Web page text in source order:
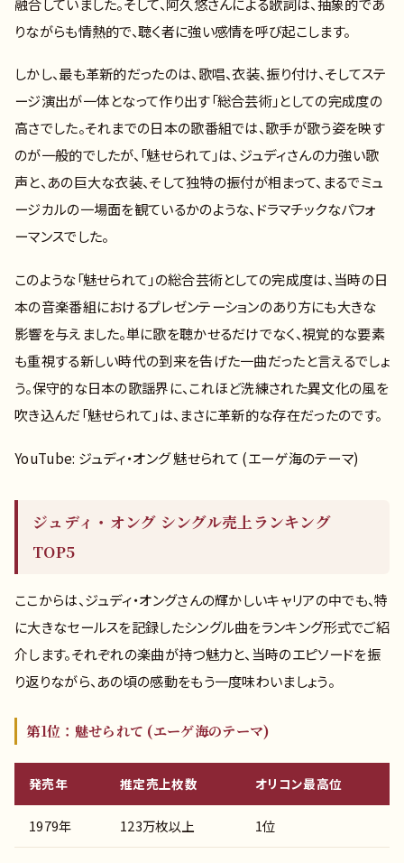
りながらも情熱的で、聴く者に強い感情を呼び起こします。
しかし、最も革新的だったのは、歌唱、衣装、振り付け、そしてステ
ージ演出が一体となって作り出す「総合芸術」としての完成度の
高さでした。それまでの日本の歌番組では、歌手が歌う姿を映す
のが一般的でしたが、「魅せられて」は、ジュディさんの力強い歌
声と、あの巨大な衣装、そして独特の振付が相まって、まるでミュ
ージカルの一場面を観ているかのような、ドラマチックなパフォ
ーマンスでした。
このような「魅せられて」の総合芸術としての完成度は、当時の日
本の音楽番組におけるプレゼンテーションのあり方にも大きな
影響を与えました。単に歌を聴かせるだけでなく、視覚的な要素
も重視する新しい時代の到来を告げた一曲だったと言えるでしょ
う。保守的な日本の歌謡界に、これほど洗練された異文化の風を
吹き込んだ「魅せられて」は、まさに革新的な存在だったのです。
YouTube: ジュディ・オング 魅せられて (エーゲ海のテーマ)
ジュディ・オング シングル売上ランキング
TOP5
ここからは、ジュディ・オングさんの輝かしいキャリアの中でも、特
に大きなセールスを記録したシングル曲をランキング形式でご紹
介します。それぞれの楽曲が持つ魅力と、当時のエピソードを振
り返りながら、あの頃の感動をもう一度味わいましょう。
第1位：魅せられて (エーゲ海のテーマ)
発売年 推定売上枚数 オリコン最高位
1979年 123万枚以上 1位